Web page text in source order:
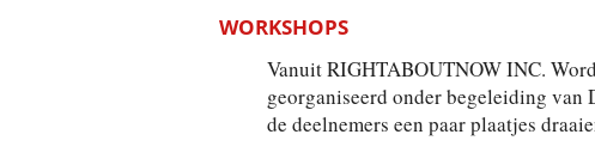
WORKSHOPS
Vanuit RIGHTABOUTNOW INC.
georganiseerd onder begeleiding van
de deelnemers een paar plaatjes